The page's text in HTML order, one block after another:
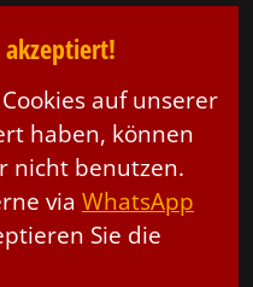
auf unserer
haben, können
nicht benutzen.
via WhatsApp
Sie die